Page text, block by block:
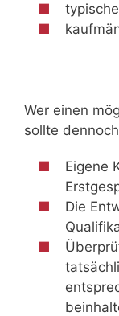
Wer einen
sollte
Eigene
Die